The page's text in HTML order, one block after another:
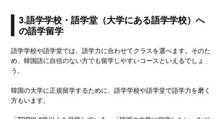
3.語学学校・語学堂（大学にある語学学校）へ
の語学留学
語学学校や語学堂では、語学力に合わせてクラスを選べます。そのた
め、韓国語に自信のない方でも留学しやすいコースといえるでしょ
う。
韓国の大学に正規留学するために、語学学校や語学堂で語学力を磨く
方もいます。